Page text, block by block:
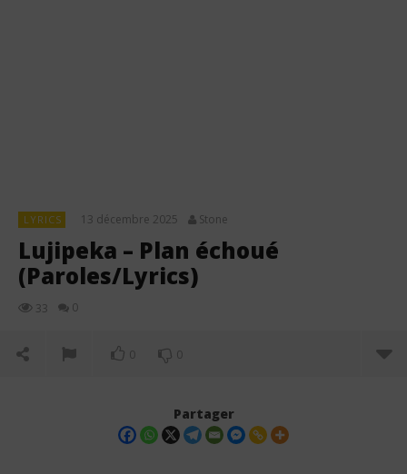
LYRICS 13 décembre 2025 Stone
Lujipeka – Plan échoué
(Paroles/Lyrics)
33 0
0 0
Partager